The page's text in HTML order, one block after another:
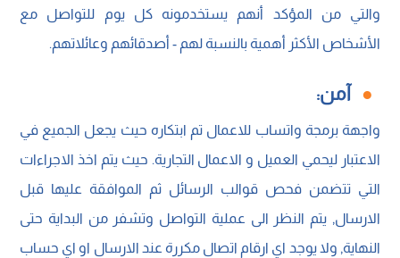
والتي من المؤكد أنهم يستخدمونه كل يوم للتواصل مع
الأشخاص الأكثر أهمية بالنسبة لهم - أصدقائهم وعائلاتهم.
آمن:
واجهة برمجة واتساب للاعمال تم ابتكاره حيث يجعل الجميع في
الاعتبار ليحمي العميل و الاعمال التجارية. حيث يتم اخذ الاجراءات
التي تتضمن فحص قوالب الرسائل ثم الموافقة عليها قبل
الارسال, يتم النظر الى عملية التواصل وتشفر من البداية حتى
النهاية, ولا يوجد اي ارقام اتصال مكررة عند الارسال او اي حساب